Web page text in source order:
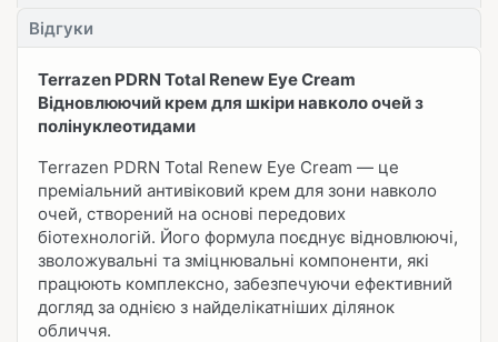
Відгуки
Terrazen PDRN Total Renew Eye Cream
Відновлюючий крем для шкіри навколо очей з
полінуклеотидами
Terrazen PDRN Total Renew Eye Cream — це
преміальний антивіковий крем для зони навколо
очей, створений на основі передових
біотехнологій. Його формула поєднує відновлюючі,
зволожувальні та зміцнювальні компоненти, які
працюють комплексно, забезпечуючи ефективний
догляд за однією з найделікатніших ділянок
обличчя.